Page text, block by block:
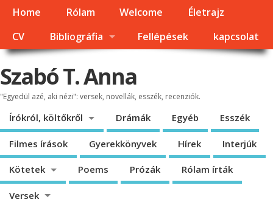
Home Rólam Welcome
Életrajz
CV
Bibliográfia Fellépések kapcsolat
Szabó T. Anna
"Egyedül azé, aki nézi": versek, novellák, esszék, recenziók.
Írókról, költőkről Drámák Egyéb Esszék
Filmes írások Gyerekkönyvek Hírek Interjúk
Kötetek Poems Prózák Rólam írták
Versek